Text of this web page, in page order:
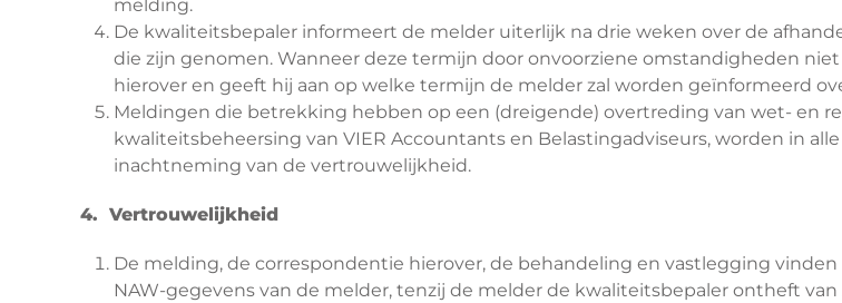
melding.
De kwaliteitsbepaler informeert de melder uiterlijk na drie weken over de
die zijn genomen. Wanneer deze termijn door onvoorziene omstandigheden
hierover en geeft hij aan op welke termijn de melder zal worden geïnformeerd
Meldingen die betrekking hebben op een (dreigende) overtreding van wet- en
kwaliteitsbeheersing van VIER Accountants en Belastingadviseurs, worden in
inachtneming van de vertrouwelijkheid.
4. Vertrouwelijkheid
De melding, de correspondentie hierover, de behandeling en vastlegging
NAW-gegevens van de melder, tenzij de melder de kwaliteitsbepaler ontheft